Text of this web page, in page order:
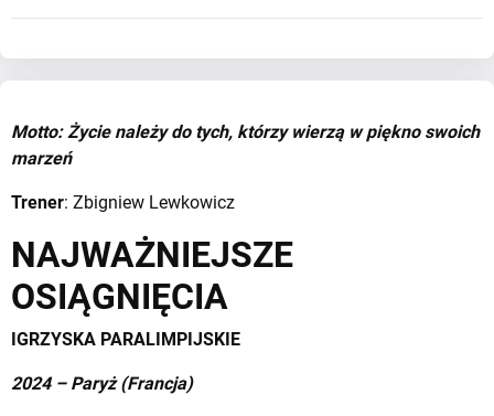
Motto: Życie należy do tych, którzy wierzą w piękno swoich
marzeń
Trener: Zbigniew Lewkowicz
NAJWAŻNIEJSZE
OSIĄGNIĘCIA
IGRZYSKA PARALIMPIJSKIE
2024 – Paryż (Francja)